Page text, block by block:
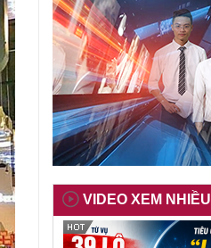
VIDEO XEM NHIỀU